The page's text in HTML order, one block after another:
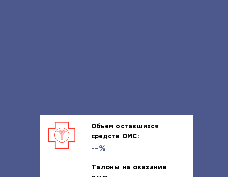
Объем оставшихся
средств ОМС:
--%
Талоны на оказание